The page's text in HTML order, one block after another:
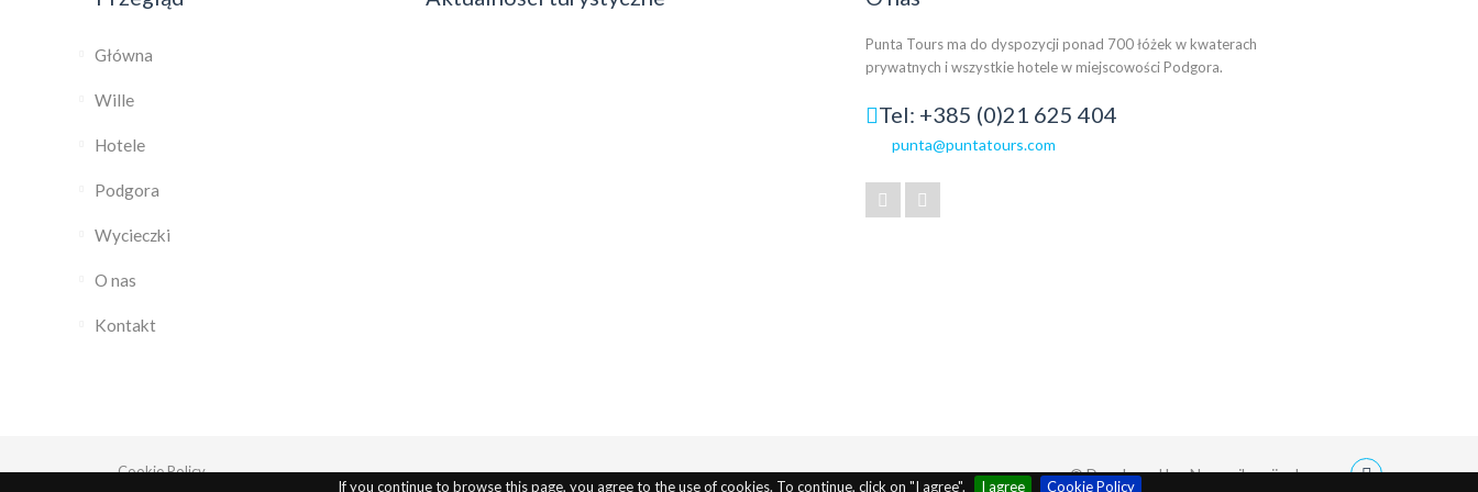
Główna
Wille
Hotele
Podgora
Wycieczki
O nas
Kontakt
Punta Tours ma do dyspozycji ponad 700 łóżek w kwaterach
prywatnych i wszystkie hotele w miejscowości Podgora.
Tel: +385 (0)21 625 404
punta@puntatours.com
Cookie Policy © Developed by:Nove vibracije d.o.o.
If you continue to browse this page, you agree to the use of cookies. To continue, click on "I agree". I agree Cookie Policy